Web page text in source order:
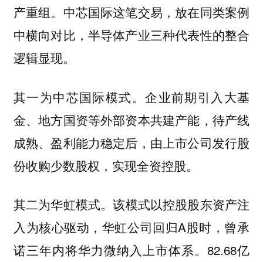
产重组。中芯国际这笔交易，放在同类案例
中横向对比，半导体产业三种代表性的整合
逻辑显现。
其一为中芯国际模式。企业前期引入大基
金、地方国资等外部资本共建产能，待产线
成熟、盈利能力稳定后，由上市公司发行股
份收购少数股权，实现全资控股。
其二为华虹模式。该模式以控股股东资产注
入为核心驱动，华虹公司回归A股时，曾承
诺三年内将华力微纳入上市体系。82.68亿